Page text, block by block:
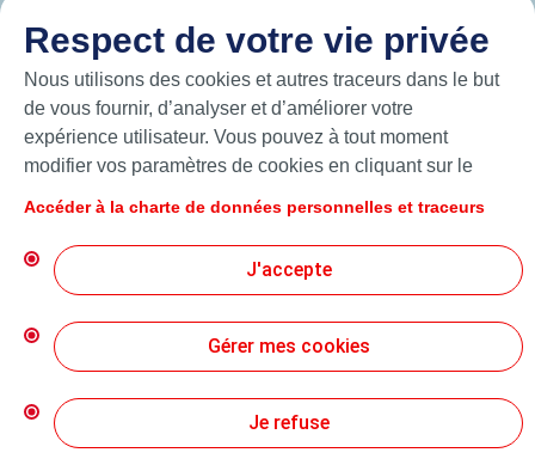
Hutchinson.com
© 2026 Hutchinson Precision Sealing Systems
Charte de Protection des Données Personnelles
Respect de votre vie privée
Nous utilisons des cookies et autres traceurs dans le but
de vous fournir, d’analyser et d’améliorer votre
expérience utilisateur. Vous pouvez à tout moment
modifier vos paramètres de cookies en cliquant sur le
« J’accepte », vous acceptez le dépôt de l’ensemble des
cookies. Dans le cas où vous cliquez sur « Je refuse »,
seuls les cookies techniques nécessaires au bon
d’informations, vous pouvez consulter la page « Charte
de données personnelles et traceurs ».
Accéder à la charte de données personnelles et traceurs
J'accepte
Gérer mes cookies
Je refuse